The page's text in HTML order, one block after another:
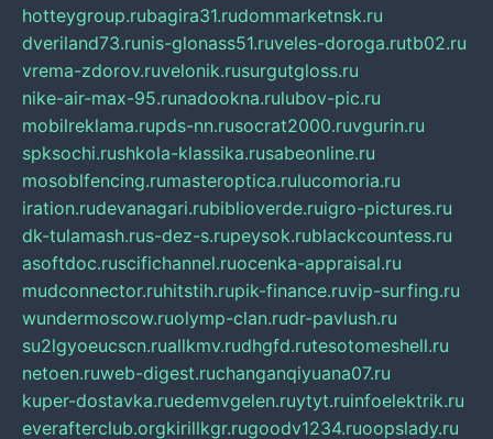
hotteygroup.rubagira31.rudommarketnsk.ru
dveriland73.runis-glonass51.ruveles-doroga.rutb02.ru
vrema-zdorov.ruvelonik.rusurgutgloss.ru
nike-air-max-95.runadookna.rulubov-pic.ru
mobilreklama.rupds-nn.rusocrat2000.ruvgurin.ru
spksochi.rushkola-klassika.rusabeonline.ru
mosoblfencing.rumasteroptica.rulucomoria.ru
iration.rudevanagari.rubiblioverde.ruigro-pictures.ru
dk-tulamash.rus-dez-s.rupeysok.rublackcountess.ru
asoftdoc.ruscifichannel.ruocenka-appraisal.ru
mudconnector.ruhitstih.rupik-finance.ruvip-surfing.ru
wundermoscow.ruolymp-clan.rudr-pavlush.ru
su2lgyoeucscn.ruallkmv.rudhgfd.rutesotomeshell.ru
netoen.ruweb-digest.ruchanganqiyuana07.ru
kuper-dostavka.ruedemvgelen.ruytyt.ruinfoelektrik.ru
everafterclub.orgkirillkgr.rugoodv1234.ruoopslady.ru